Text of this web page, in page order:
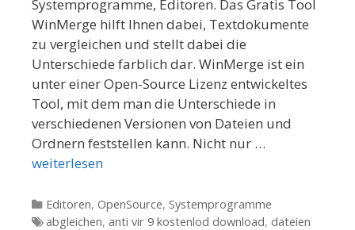
Systemprogramme, Editoren. Das Gratis Tool
WinMerge hilft Ihnen dabei, Textdokumente
zu vergleichen und stellt dabei die
Unterschiede farblich dar. WinMerge ist ein
unter einer Open-Source Lizenz entwickeltes
Tool, mit dem man die Unterschiede in
verschiedenen Versionen von Dateien und
Ordnern feststellen kann. Nicht nur …
weiterlesen
Kategorien
Editoren, OpenSource, Systemprogramme
Tags
abgleichen, anti vir 9 kostenlod download, dateien